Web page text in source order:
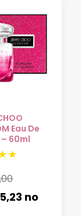
Eau De
60ml
no